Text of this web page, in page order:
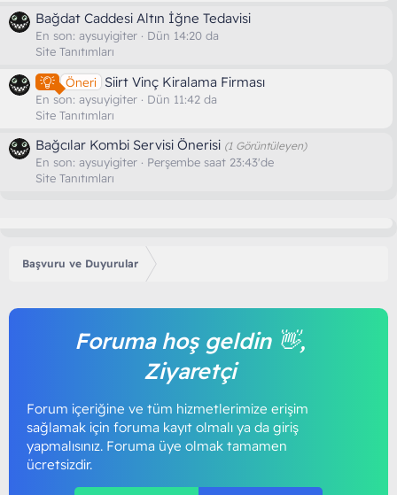
Bağdat Caddesi Altın İğne Tedavisi
En son: aysuyigiter
Dün 14:20 da
Site Tanıtımları
Öneri Siirt Vinç Kiralama Firması
En son: aysuyigiter
Dün 11:42 da
Site Tanıtımları
Bağcılar Kombi Servisi Önerisi (1 Görüntüleyen)
En son: aysuyigiter
Perşembe saat 23:43'de
Site Tanıtımları
Başvuru ve Duyurular
Foruma hoş geldin 👋,
Ziyaretçi
Forum içeriğine ve tüm hizmetlerimize erişim
sağlamak için foruma kayıt olmalı ya da giriş
yapmalısınız. Foruma üye olmak tamamen
ücretsizdir.